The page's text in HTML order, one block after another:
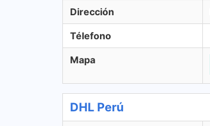
Dirección
Télefono
Mapa
DHL Perú